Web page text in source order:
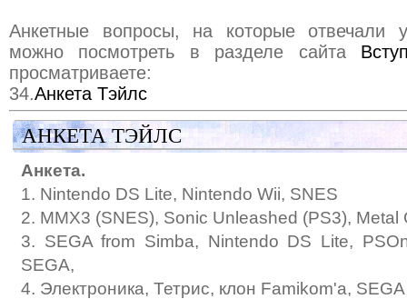
Анкетные вопросы, на которые отвечали
можно посмотреть в разделе сайта
просматриваете:
34.Анкета Тэйлс
АНКЕТА ТЭЙЛС
Анкета.
1. Nintendo DS Lite, Nintendo Wii, SNES
2. MMX3 (SNES), Sonic Unleashed (PS3),
3. SEGA from Simba, Nintendo DS Lite,
SEGA,
4. Электроника, Тетрис, клон Famikom'а,